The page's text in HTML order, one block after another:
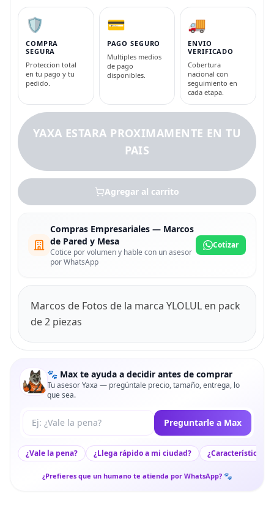
🛡️
COMPRA
SEGURA
Proteccion total
en tu pago y tu
pedido.
💳
PAGO SEGURO
Multiples medios
de pago
disponibles.
🚚
ENVIO
VERIFICADO
Cobertura
nacional con
seguimiento en
cada etapa.
YAXA ESTARA PROXIMAMENTE EN TU
PAIS
Agregar al carrito
Compras Empresariales — Marcos
de Pared y Mesa
Cotice por volumen y hable con un asesor
por WhatsApp
Cotizar
Marcos de Fotos de la marca YLOLUL en pack
de 2 piezas
🐾 Max te ayuda a decidir antes de comprar
Tu asesor Yaxa — pregúntale precio, tamaño, entrega, lo
que sea.
Tu pregunta a Max Preguntarle a Max
¿Vale la pena? ¿Llega rápido a mi ciudad? ¿Características
¿Prefieres que un humano te atienda por WhatsApp? 🐾